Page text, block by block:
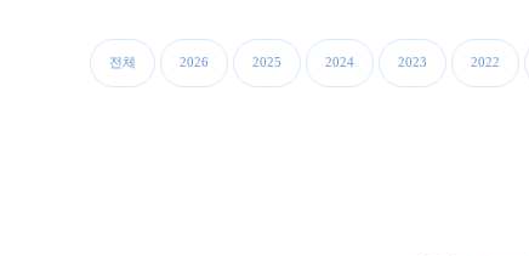
전체 2026 2025 2024 2023 2022